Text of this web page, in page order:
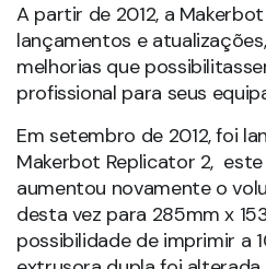
A partir de 2012, a
lançamentos e
melhorias que
profissional para seus
Em setembro de 2012, foi
Makerbot Replicator 2,
aumentou novamente o
desta vez para 285mm x
possibilidade de imprimir a